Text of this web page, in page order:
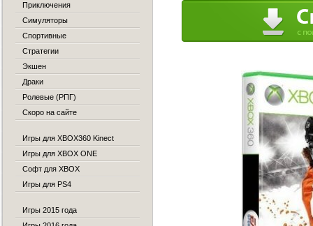
Приключения
Симуляторы
Спортивные
Стратегии
Экшен
Драки
Ролевые (РПГ)
Скоро на сайте
Игры для XBOX360 Kinect
Игры для XBOX ONE
Софт для XBOX
Игры для PS4
Игры 2015 года